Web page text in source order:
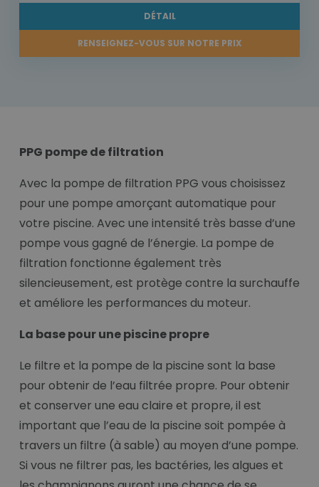
DÉTAIL
RENSEIGNEZ-VOUS SUR NOTRE PRIX
PPG pompe de filtration
Avec la pompe de filtration PPG vous choisissez
pour une pompe amorçant automatique pour
votre piscine. Avec une intensité très basse d’une
pompe vous gagné de l’énergie. La pompe de
filtration fonctionne également très
silencieusement, est protège contre la surchauffe
et améliore les performances du moteur.
La base pour une piscine propre
Le filtre et la pompe de la piscine sont la base
pour obtenir de l’eau filtrée propre. Pour obtenir
et conserver une eau claire et propre, il est
important que l’eau de la piscine soit pompée à
travers un filtre (à sable) au moyen d’une pompe.
Si vous ne filtrer pas, les bactéries, les algues et